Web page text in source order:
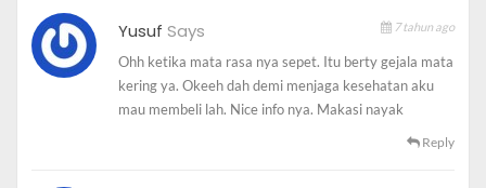
Membaca buku di ruangan gelap;
Nonton Drakor sampai 3 season nonstop;
Stalk Instagram mantan.
Yusuf Says 7 tahun ago
Ohh ketika mata rasa nya sepet. Itu berty gejala mata
kering ya. Okeeh dah demi menjaga kesehatan aku
mau membeli lah. Nice info nya. Makasi nayak
Reply